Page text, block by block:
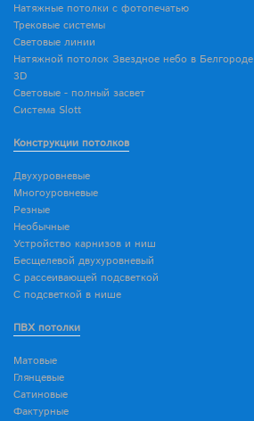
Натяжные потолки с фотопечатью
Трековые системы
Световые линии
Натяжной потолок Звездное небо в Белгороде
3D
Световые - полный засвет
Система Slott
Конструкции потолков
Двухуровневые
Многоуровневые
Резные
Необычные
Устройство карнизов и ниш
Бесщелевой двухуровневый
С рассеивающей подсветкой
С подсветкой в нише
ПВХ потолки
Матовые
Глянцевые
Сатиновые
Фактурные